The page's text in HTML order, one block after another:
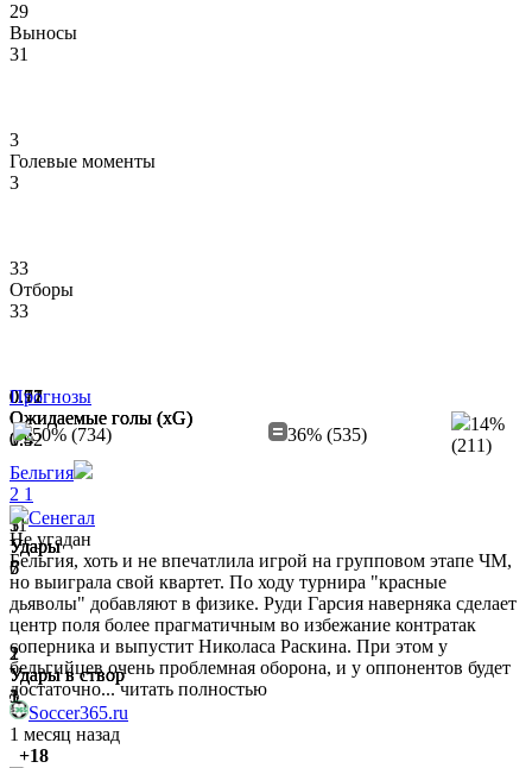
29
Выносы
31
3
Голевые моменты
3
33
Отборы
33
0.17
Ожидаемые голы (xG)
1.9
5
Удары
7
2
Удары в створ
3
0.71
Ожидаемые голы (xG)
0.9
11
Удары
6
2
Удары в створ
1
0.92
Ожидаемые голы (xG)
0.42
3
Удары
5
1
Удары в створ
1
Прогнозы
50% (734)
36% (535)
14%
(211)
Бельгия
2 1
Сенегал
Не угадан
Бельгия, хоть и не впечатлила игрой на групповом этапе ЧМ,
но выиграла свой квартет. По ходу турнира "красные
дьяволы" добавляют в физике. Руди Гарсия наверняка сделает
центр поля более прагматичным во избежание контратак
соперника и выпустит Николаса Раскина. При этом у
бельгийцев очень проблемная оборона, и у оппонентов будет
достаточно...читать полностью
Soccer365.ru
1 месяц назад
+18